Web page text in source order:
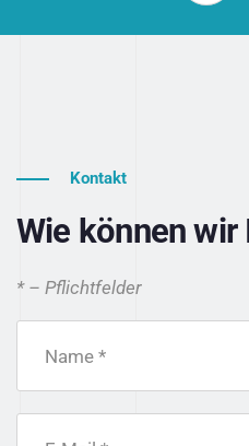
Kontakt
Wie können wir
* – Pflichtfelder
Name *